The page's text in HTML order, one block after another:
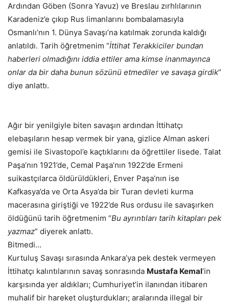
Ardından Göben (Sonra Yavuz) ve Breslau zırhlılarının
Karadeniz’e çıkıp Rus limanlarını bombalamasıyla
Osmanlı’nın 1. Dünya Savaşı’na katılmak zorunda kaldığı
anlatıldı. Tarih öğretmenim “İttihat Terakkiciler bundan
haberleri olmadığını iddia ettiler ama kimse inanmayınca
onlar da bir daha bunun sözünü etmediler ve savaşa girdik”
diye anlattı.
Ağır bir yenilgiyle biten savaşın ardından İttihatçı
elebaşıların hesap vermek bir yana, gizlice Alman askeri
gemisi ile Sivastopol’e kaçtıklarını da öğrettiler lisede. Talat
Paşa’nın 1921’de, Cemal Paşa’nın 1922’de Ermeni
suikastçılarca öldürüldükleri, Enver Paşa’nın ise
Kafkasya’da ve Orta Asya’da bir Turan devleti kurma
macerasına giriştiği ve 1922’de Rus ordusu ile savaşırken
öldüğünü tarih öğretmenim “Bu ayrıntıları tarih kitapları pek
yazmaz” diyerek anlattı.
Bitmedi…
Kurtuluş Savaşı sırasında Ankara’ya pek destek vermeyen
İttihatçı kalıntılarının savaş sonrasında Mustafa Kemal’in
karşısında yer aldıkları; Cumhuriyet’in ilanından itibaren
muhalif bir hareket oluşturdukları; aralarında illegal bir